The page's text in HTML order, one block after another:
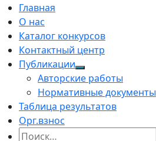
Главная
О нас
Каталог конкурсов
Контактный центр
Публикации
Авторские работы
Нормативные документы
Таблица результатов
Орг.взнос
Найти: